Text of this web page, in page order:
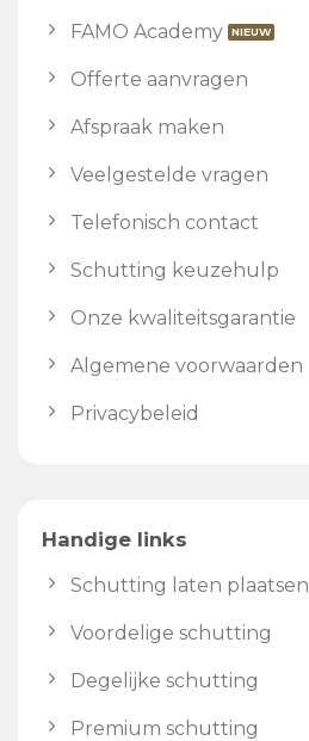
FAMO Academy
Offerte aanvragen
Afspraak maken
Veelgestelde vragen
Telefonisch contact
Schutting keuzehulp
Onze kwaliteitsgarantie
Algemene voorwaarden
Privacybeleid
Handige links
Schutting laten plaatsen
Voordelige schutting
Degelijke schutting
Premium schutting